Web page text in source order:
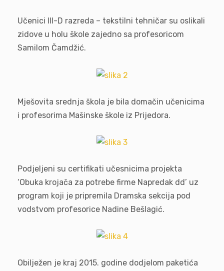
Učenici III-D razreda – tekstilni tehničar su oslikali
zidove u holu škole zajedno sa profesoricom
Samilom Čamdžić.
Mješovita srednja škola je bila domačin učenicima
i profesorima Mašinske škole iz Prijedora.
Podjeljeni su certifikati učesnicima projekta
‘Obuka krojača za potrebe firme Napredak dd’ uz
program koji je pripremila Dramska sekcija pod
vodstvom profesorice Nadine Bešlagić.
Obilježen je kraj 2015. godine dodjelom paketića